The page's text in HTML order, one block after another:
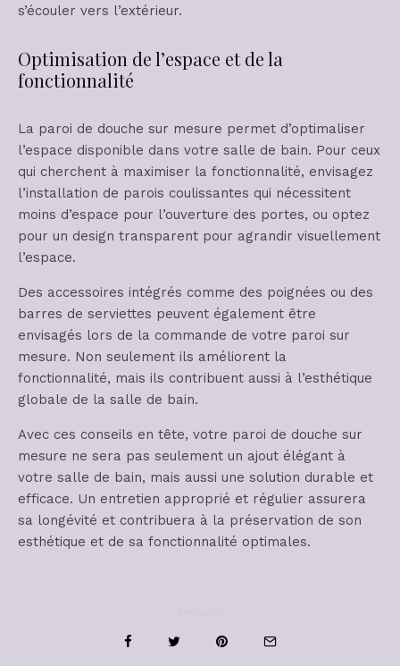
s’écouler vers l’extérieur.
Optimisation de l’espace et de la
fonctionnalité
La paroi de douche sur mesure permet d’optimaliser
l’espace disponible dans votre salle de bain. Pour ceux
qui cherchent à maximiser la fonctionnalité, envisagez
l’installation de parois coulissantes qui nécessitent
moins d’espace pour l’ouverture des portes, ou optez
pour un design transparent pour agrandir visuellement
l’espace.
Des accessoires intégrés comme des poignées ou des
barres de serviettes peuvent également être
envisagés lors de la commande de votre paroi sur
mesure. Non seulement ils améliorent la
fonctionnalité, mais ils contribuent aussi à l’esthétique
globale de la salle de bain.
Avec ces conseils en tête, votre paroi de douche sur
mesure ne sera pas seulement un ajout élégant à
votre salle de bain, mais aussi une solution durable et
efficace. Un entretien approprié et régulier assurera
sa longévité et contribuera à la préservation de son
esthétique et de sa fonctionnalité optimales.